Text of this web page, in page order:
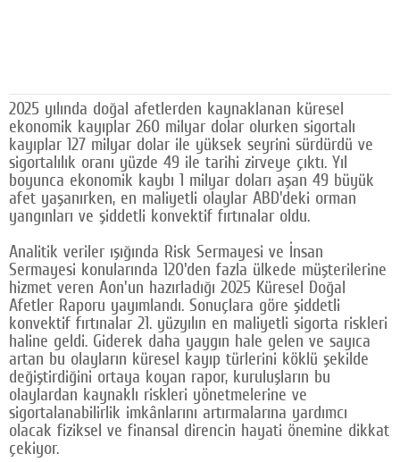
Künye
SOSYAL MEDYA
Facebook
Twitter
© 2026 TÜM HAKLARI SAKLIDIR
2025 yılında doğal afetlerden kaynaklanan küresel
ekonomik kayıplar 260 milyar dolar olurken sigortalı
kayıplar 127 milyar dolar ile yüksek seyrini sürdürdü ve
sigortalılık oranı yüzde 49 ile tarihi zirveye çıktı. Yıl
boyunca ekonomik kaybı 1 milyar doları aşan 49 büyük
afet yaşanırken, en maliyetli olaylar ABD'deki orman
yangınları ve şiddetli konvektif fırtınalar oldu.
Analitik veriler ışığında Risk Sermayesi ve İnsan
Sermayesi konularında 120'den fazla ülkede müşterilerine
hizmet veren Aon'un hazırladığı 2025 Küresel Doğal
Afetler Raporu yayımlandı. Sonuçlara göre şiddetli
konvektif fırtınalar 21. yüzyılın en maliyetli sigorta riskleri
haline geldi. Giderek daha yaygın hale gelen ve sayıca
artan bu olayların küresel kayıp türlerini köklü şekilde
değiştirdiğini ortaya koyan rapor, kuruluşların bu
olaylardan kaynaklı riskleri yönetmelerine ve
sigortalanabilirlik imkânlarını artırmalarına yardımcı
olacak fiziksel ve finansal direncin hayati önemine dikkat
çekiyor.